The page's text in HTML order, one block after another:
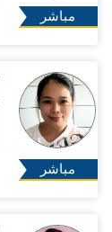
مباشر
مباشر